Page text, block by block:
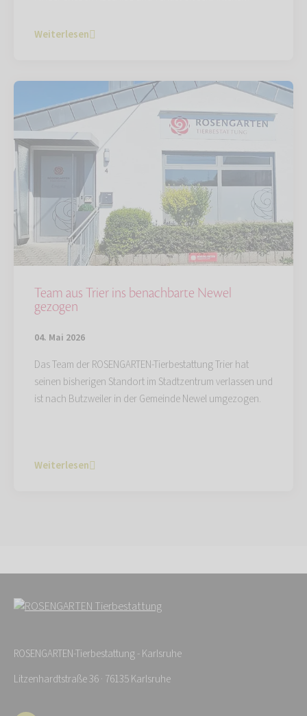
Weiterlesen
Team aus Trier ins benachbarte Newel
gezogen
04. Mai 2026
Das Team der ROSENGARTEN-Tierbestattung Trier hat
seinen bisherigen Standort im Stadtzentrum verlassen und
ist nach Butzweiler in der Gemeinde Newel umgezogen.
Weiterlesen
ROSENGARTEN-Tierbestattung - Karlsruhe
Litzenhardtstraße 36 · 76135 Karlsruhe